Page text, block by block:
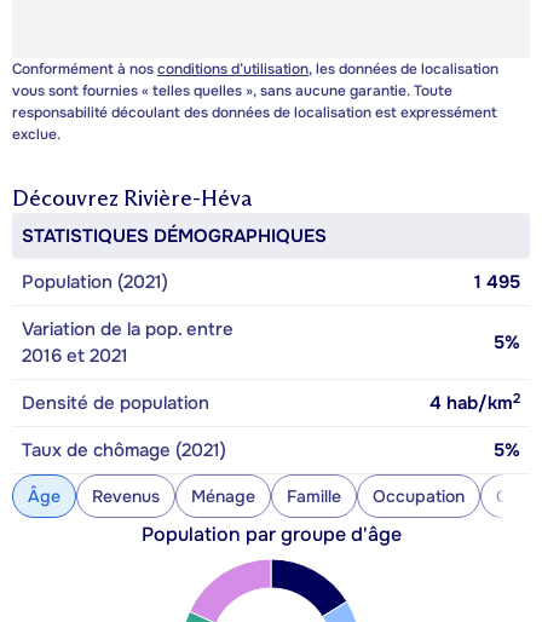
Conformément à nosconditions d’utilisation, les données de localisation
vous sont fournies « telles quelles », sans aucune garantie. Toute
responsabilité découlant des données de localisation est expressément
exclue.
Découvrez Rivière-Héva
STATISTIQUES DÉMOGRAPHIQUES
Population (2021)
1 495
Variation de la pop. entre
2016 et 2021
5%
Densité de population 4 hab/km2
Taux de chômage (2021) 5%
Âge Revenus Ménage Famille Occupation
Population par groupe d'âge